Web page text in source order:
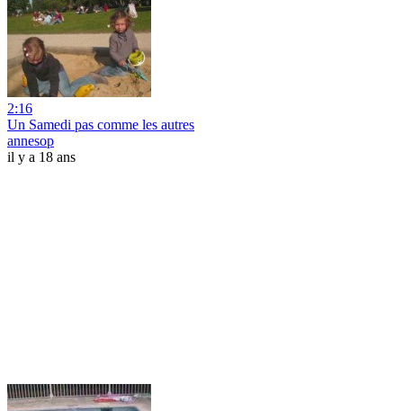
2:16
Un Samedi pas comme les autres
annesop
il y a 18 ans